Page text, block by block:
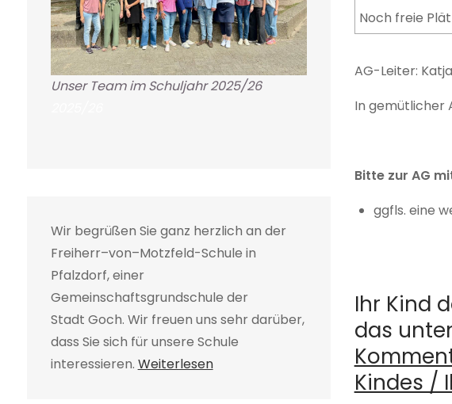
Noch freie
AG-Leiter:
In gemütlicher
Bitte zur AG
ggfls. eine
Ihr Kind
das
Kindes /
Unser Team im Schuljahr 2025/26
Wir begrüßen Sie ganz herzlich an der
Freiherr–von–Motzfeld-Schule in
Pfalzdorf, einer
Gemeinschaftsgrundschule der
Stadt Goch. Wir freuen uns sehr darüber,
dass Sie sich für unsere Schule
interessieren. Weiterlesen